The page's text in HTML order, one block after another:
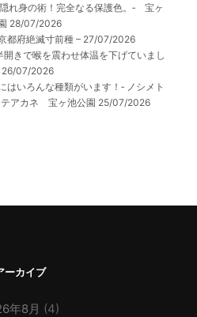
れ身の術！完全なる保護色。‐ 宝ヶ
28/07/2026
都府絶滅寸前種 – 27/07/2026
開きで喉を震わせ体温を下げていまし
26/07/2026
はいろんな種類がいます！‐ ノシメト
テアカネ 宝ヶ池公園 25/07/2026
ーカイブ
年8月 (4)